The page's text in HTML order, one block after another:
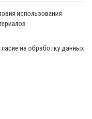
использования
на обработку данных